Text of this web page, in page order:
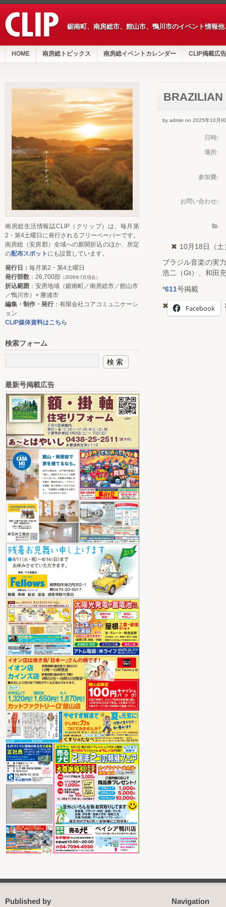
鋸南町、南房総市、館山市、鴨川市のイベント情報
HOME 南房総トピックス 南房総イベントカレンダー CLIP掲載広告
BRAZILIAN
by admin on 2025年10月9
日時:
場所:
参加費:
お問い合わせ:
10月18日（
ブラジル音楽の実
浩二（Gt）、和田
*611号掲載
Facebook
南房総生活情報誌CLIP（クリップ）は、毎月第
2・第4土曜日に発行されるフリーペーパーです。
南房総（安房郡）全域への新聞折込のほか、所定
の配布スポット にも設置しています。
発行日： 毎月第2・第4土曜日
発行部数 ：26,700部 （2026年7月現在）
折込範囲 ：安房地域（鋸南町／南房総市／館山市
／鴨川市）+ 勝浦市
編集・制作・発行：有限会社コアコミュニケーシ
ョン
CLIP媒体資料はこちら
検索フォーム
最新号掲載広告
Published by Navigation